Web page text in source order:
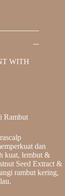
WITH
Rambut
dan
kuat, lembut &
Seed Extract &
rambut kering,